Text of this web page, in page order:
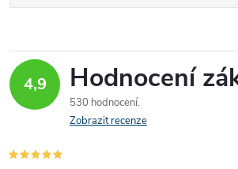
4,9 Hodnocení
530 hodnocení
Zobrazit recenze